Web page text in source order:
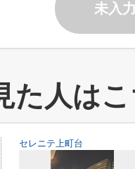
未入
た人は
セレニテ上町台